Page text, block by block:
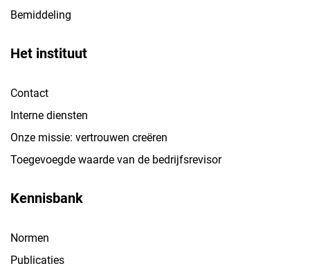
Bemiddeling
Het instituut
Contact
Interne diensten
Onze missie: vertrouwen creëren
Toegevoegde waarde van de bedrijfsrevisor
Kennisbank
Normen
Publicaties